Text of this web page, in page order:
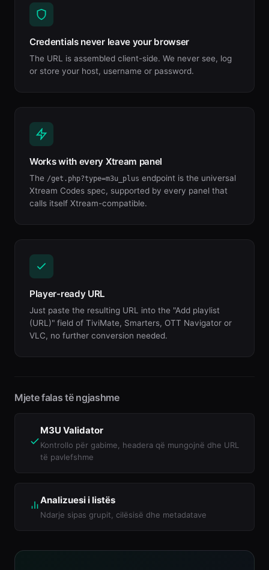
Credentials never leave your browser
The URL is assembled client-side. We never see, log
or store your host, username or password.
Works with every Xtream panel
The /get.php?type=m3u_plus endpoint is the universal
Xtream Codes spec, supported by every panel that
calls itself Xtream-compatible.
Player-ready URL
Just paste the resulting URL into the "Add playlist
(URL)" field of TiviMate, Smarters, OTT Navigator or
VLC, no further conversion needed.
Mjete falas të ngjashme
M3U Validator
Kontrollo për gabime, headera që mungojnë dhe URL
të pavlefshme
Analizuesi i listës
Ndarje sipas grupit, cilësisë dhe metadatave